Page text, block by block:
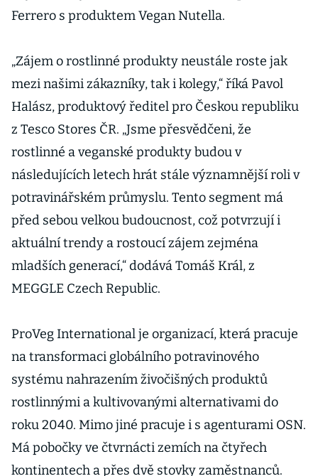
Ferrero s produktem Vegan Nutella.
„Zájem o rostlinné produkty neustále roste jak
mezi našimi zákazníky, tak i kolegy,“ říká Pavol
Halász, produktový ředitel pro Českou republiku
z Tesco Stores ČR. „Jsme přesvědčeni, že
rostlinné a veganské produkty budou v
následujících letech hrát stále významnější roli v
potravinářském průmyslu. Tento segment má
před sebou velkou budoucnost, což potvrzují i
aktuální trendy a rostoucí zájem zejména
mladších generací,“ dodává Tomáš Král, z
MEGGLE Czech Republic.
ProVeg International je organizací, která pracuje
na transformaci globálního potravinového
systému nahrazením živočišných produktů
rostlinnými a kultivovanými alternativami do
roku 2040. Mimo jiné pracuje i s agenturami OSN.
Má pobočky ve čtvrnácti zemích na čtyřech
kontinentech a přes dvě stovky zaměstnanců.